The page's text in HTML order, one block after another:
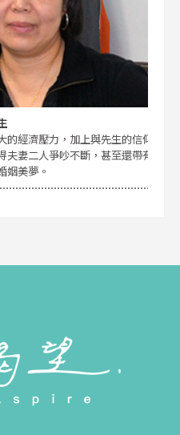
經濟壓力，加上與先生的信仰
妻二人爭吵不斷，甚至還帶有
姻美夢。